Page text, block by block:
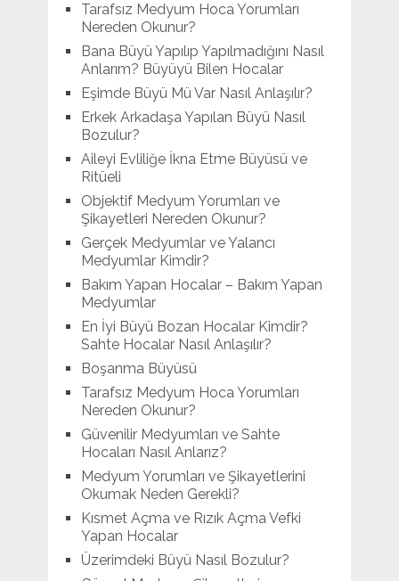
Tarafsız Medyum Hoca Yorumları
Nereden Okunur?
Bana Büyü Yapılıp Yapılmadığını Nasıl
Anlarım? Büyüyü Bilen Hocalar
Eşimde Büyü Mü Var Nasıl Anlaşılır?
Erkek Arkadaşa Yapılan Büyü Nasıl
Bozulur?
Aileyi Evliliğe İkna Etme Büyüsü ve
Ritüeli
Objektif Medyum Yorumları ve
Şikayetleri Nereden Okunur?
Gerçek Medyumlar ve Yalancı
Medyumlar Kimdir?
Bakım Yapan Hocalar – Bakım Yapan
Medyumlar
En İyi Büyü Bozan Hocalar Kimdir?
Sahte Hocalar Nasıl Anlaşılır?
Boşanma Büyüsü
Tarafsız Medyum Hoca Yorumları
Nereden Okunur?
Güvenilir Medyumları ve Sahte
Hocaları Nasıl Anlarız?
Medyum Yorumları ve Şikayetlerini
Okumak Neden Gerekli?
Kısmet Açma ve Rızık Açma Vefki
Yapan Hocalar
Üzerimdeki Büyü Nasıl Bozulur?